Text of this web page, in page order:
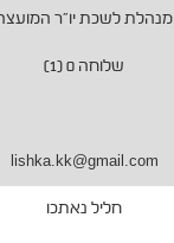
מנהלת לשכת יו"ר המועצה
שלוחה 0 (1)
lishka.kk@gmail.com
חליל נאתכו